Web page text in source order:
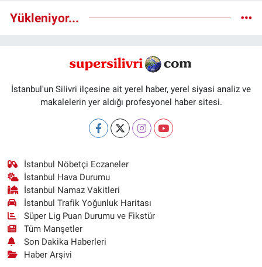
Yükleniyor...
İstanbul'un Silivri ilçesine ait yerel haber, yerel siyasi analiz ve
makalelerin yer aldığı profesyonel haber sitesi.
İstanbul Nöbetçi Eczaneler
İstanbul Hava Durumu
İstanbul Namaz Vakitleri
İstanbul Trafik Yoğunluk Haritası
Süper Lig Puan Durumu ve Fikstür
Tüm Manşetler
Son Dakika Haberleri
Haber Arşivi